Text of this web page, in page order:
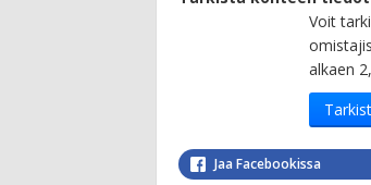
Voit
alkaen
Jaa Facebookissa